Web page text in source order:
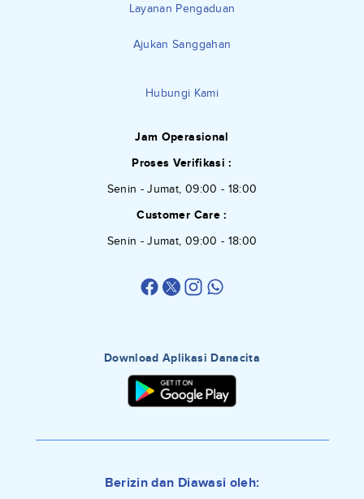
Layanan Pengaduan
Ajukan Sanggahan
Hubungi Kami
Jam Operasional
Proses Verifikasi :
Senin - Jumat, 09:00 - 18:00
Customer Care :
Senin - Jumat, 09:00 - 18:00
Download Aplikasi Danacita
Berizin dan Diawasi oleh: